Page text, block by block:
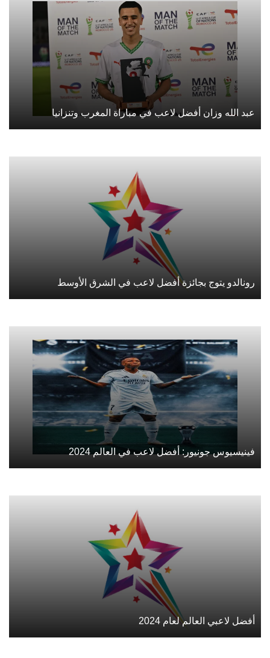
عبد الله وزان أفضل لاعب في مباراة المغرب وتنزانيا
رونالدو يتوج بجائزة أفضل لاعب في الشرق الأوسط
فينيسيوس جونيور: أفضل لاعب في العالم 2024
أفضل لاعبي العالم لعام 2024